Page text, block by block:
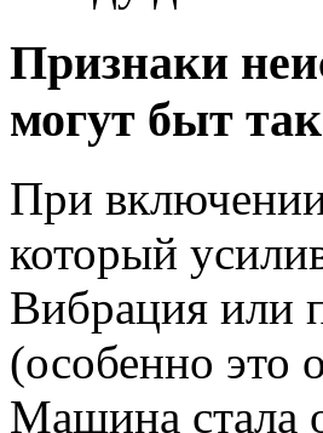
Признаки
могут быт
При
который
Вибрация или
(особенно это
Машина стала